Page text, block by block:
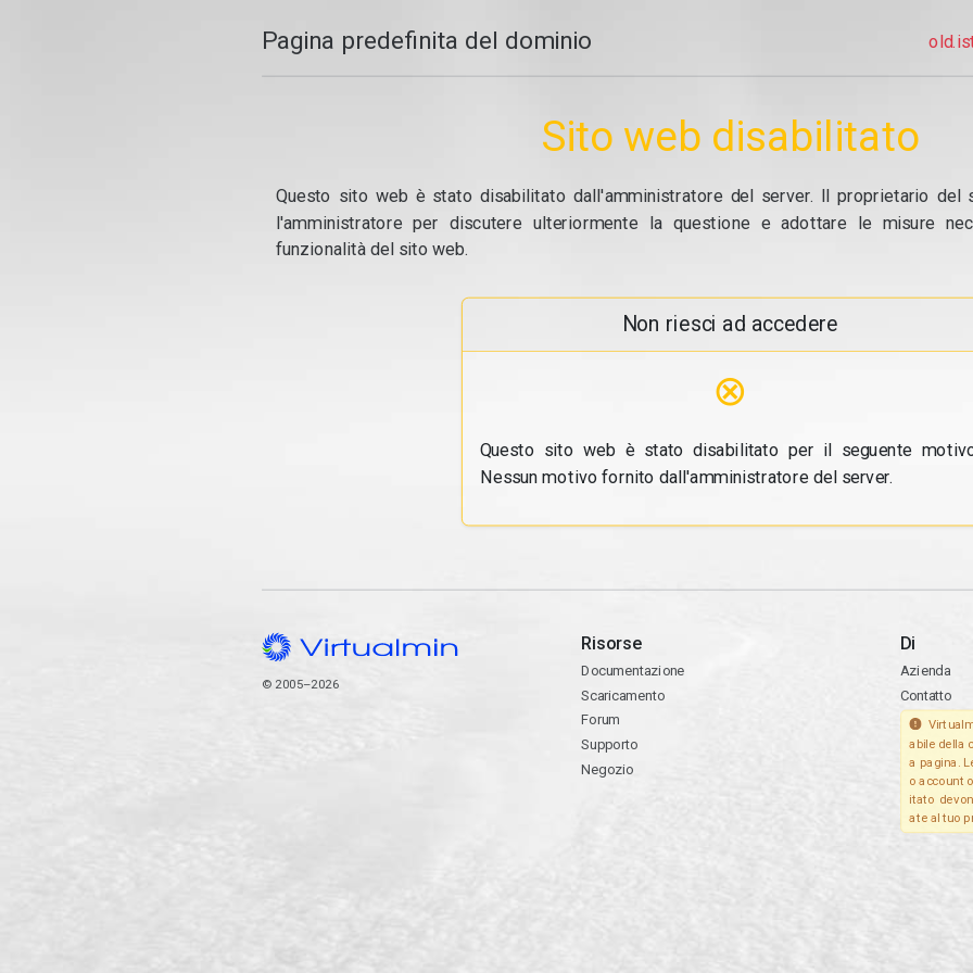
Pagina predefinita del dominio
Sito web disabilitato
Questo sito web è stato disabilitato dall'amministratore del server. Il proprietario
l'amministratore per discutere ulteriormente la questione e adottare le misure
funzionalità del sito web.
Non riesci ad accedere
⊗
Questo sito web è stato disabilitato per il seguente
Nessun motivo fornito dall'amministratore del server.
© 2005–2026
Risorse
Documentazione
Scaricamento
Forum
Supporto
Negozio
Di
Azienda
Contatto
abile della
a pagina.
o account
itato
ate al tuo